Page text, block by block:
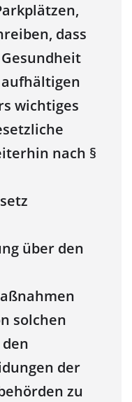
dass
wichtiges
nach §
über den
solchen
der
zu